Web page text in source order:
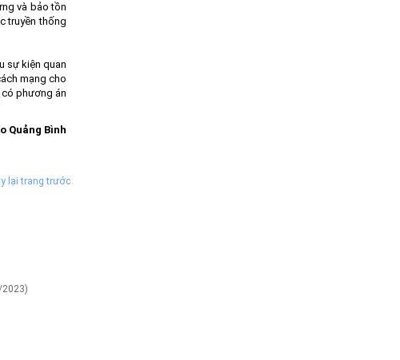
và bảo tồn
truyền thống
sự kiện quan
mạng cho
phương án
Quảng Bình
lại trang trước